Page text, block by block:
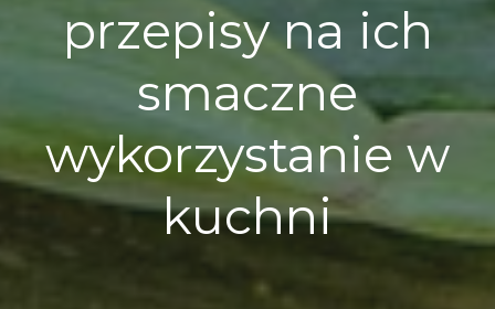
przepisy na ich
smaczne
wykorzystanie w
kuchni